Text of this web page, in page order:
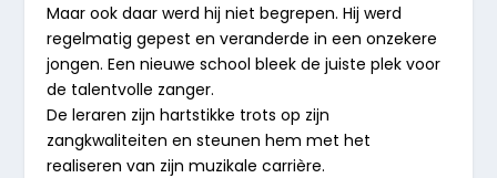
Maar ook daar werd hij niet begrepen. Hij werd
regelmatig gepest en veranderde in een onzekere
jongen. Een nieuwe school bleek de juiste plek voor
de talentvolle zanger.
De leraren zijn hartstikke trots op zijn
zangkwaliteiten en steunen hem met het
realiseren van zijn muzikale carrière.